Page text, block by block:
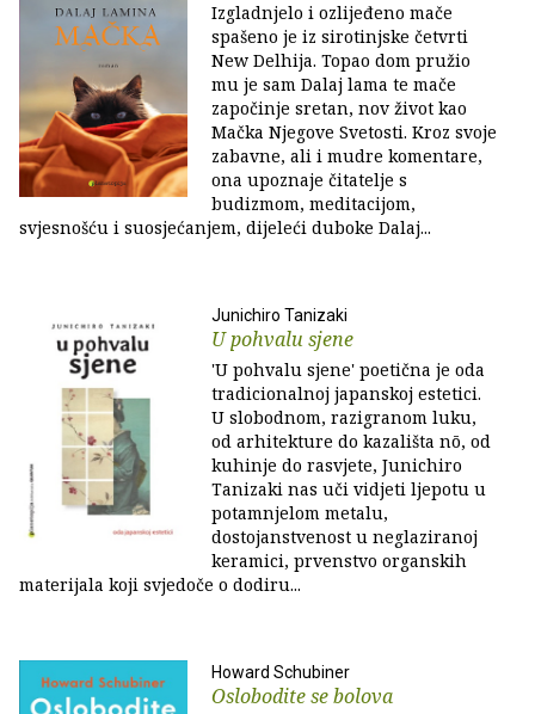
Izgladnjelo i ozlijeđeno mače
spašeno je iz sirotinjske četvrti
New Delhija. Topao dom pružio
mu je sam Dalaj lama te mače
započinje sretan, nov život kao
Mačka Njegove Svetosti. Kroz svoje
zabavne, ali i mudre komentare,
ona upoznaje čitatelje s
budizmom, meditacijom,
svjesnošću i suosjećanjem, dijeleći duboke Dalaj...
Junichiro Tanizaki
U pohvalu sjene
'U pohvalu sjene' poetična je oda
tradicionalnoj japanskoj estetici.
U slobodnom, razigranom luku,
od arhitekture do kazališta nō, od
kuhinje do rasvjete, Junichiro
Tanizaki nas uči vidjeti ljepotu u
potamnjelom metalu,
dostojanstvenost u neglaziranoj
keramici, prvenstvo organskih
materijala koji svjedoče o dodiru...
Howard Schubiner
Oslobodite se bolova